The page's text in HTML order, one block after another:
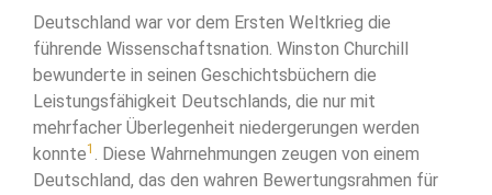
Deutschland war vor dem Ersten Weltkrieg die
führende Wissenschaftsnation. Winston Churchill
bewunderte in seinen Geschichtsbüchern die
Leistungsfähigkeit Deutschlands, die nur mit
mehrfacher Überlegenheit niedergerungen werden
konnte1 . Diese Wahrnehmungen zeugen von einem
Deutschland, das den wahren Bewertungsrahmen für